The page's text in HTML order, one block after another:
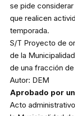
se pide
que realicen
temporada.
S/T Proyecto de
de la
de una fracción
Autor: DEM
Aprobado por
Acto